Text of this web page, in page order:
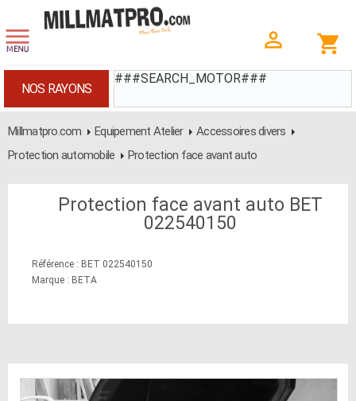
###SEARCH_MOTOR###
NOS RAYONS
Millmatpro.com Equipement Atelier
Accessoires divers
Protection automobile
Protection face avant auto
Protection face avant auto BET
022540150
Référence : BET 022540150
Marque : BETA